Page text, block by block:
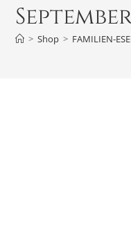
> Shop > FAMILIEN-